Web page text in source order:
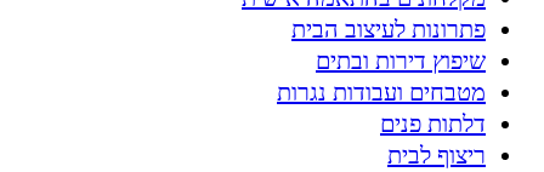
פתרונות לעיצוב הבית
שיפוץ דירות ובתים
מטבחים ועבודות נגרות
דלתות פנים
ריצוף לבית